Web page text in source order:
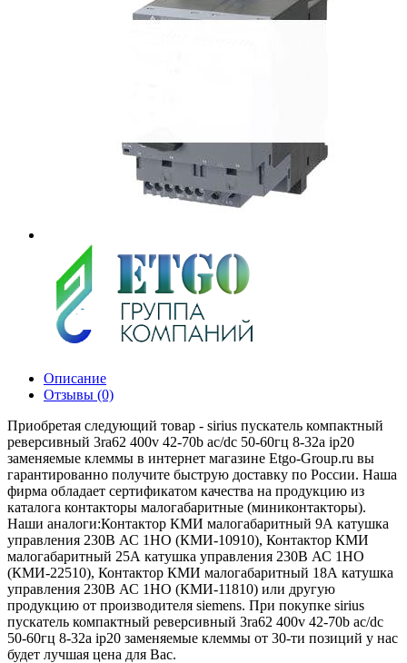
Описание
Отзывы (0)
Приобретая следующий товар - sirius пускатель компактный
реверсивный 3ra62 400v 42-70b ac/dc 50-60гц 8-32а ip20
заменяемые клеммы в интернет магазине Etgo-Group.ru вы
гарантированно получите быструю доставку по России. Наша
фирма обладает сертификатом качества на продукцию из
каталога контакторы малогабаритные (миниконтакторы).
Наши аналоги:Контактор КМИ малогабаритный 9А катушка
управления 230В АС 1НО (КМИ-10910), Контактор КМИ
малогабаритный 25А катушка управления 230В АС 1НО
(КМИ-22510), Контактор КМИ малогабаритный 18А катушка
управления 230В АС 1НО (КМИ-11810) или другую
продукцию от производителя siemens. При покупке sirius
пускатель компактный реверсивный 3ra62 400v 42-70b ac/dc
50-60гц 8-32а ip20 заменяемые клеммы от 30-ти позиций у нас
будет лучшая цена для Вас.